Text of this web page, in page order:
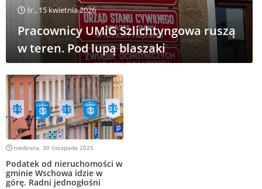
śr., 15 kwietnia 2026
Pracownicy UMiG Szlichtyngowa ruszą
w teren. Pod lupą blaszaki
niedziela, 30 listopada 2025
Podatek od nieruchomości w
gminie Wschowa idzie w
górę. Radni jednogłośni